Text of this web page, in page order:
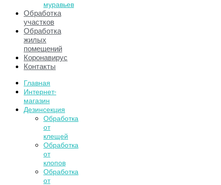
муравьев
Обработка
участков
Обработка
жилых
помещений
Коронавирус
Контакты
Главная
Интернет-
магазин
Дезинсекция
Обработка
от
клещей
Обработка
от
клопов
Обработка
от